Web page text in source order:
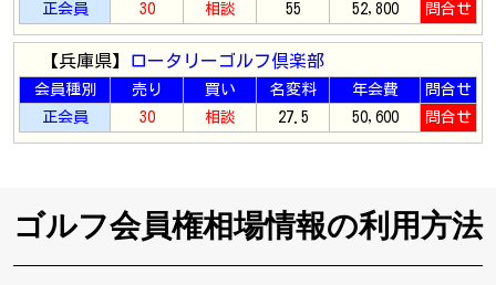
正会員
30 相談 55 52,800 問合せ
【兵庫県】 ロータリーゴルフ倶楽部
会員種別 売り 買い 名変料 年会費
問合せ
正会員
30 相談 27.5 50,600 問合せ
ゴルフ会員権相場情報の利用方法